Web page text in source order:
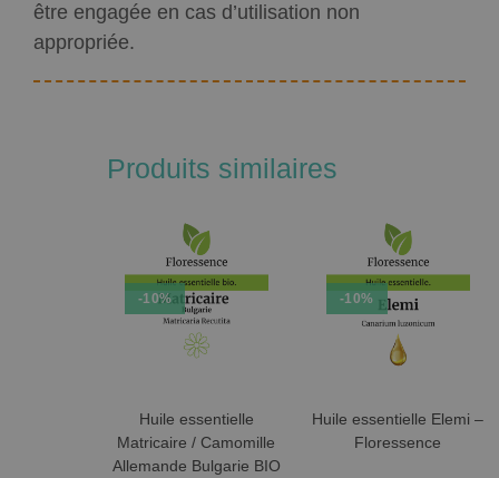
être engagée en cas d’utilisation non
appropriée.
Produits similaires
-10%
Huile essentielle
Matricaire / Camomille
Allemande Bulgarie BIO
-10%
Huile essentielle Elemi –
Floressence